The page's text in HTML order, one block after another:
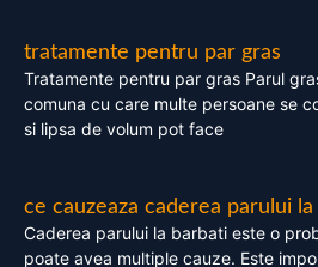
tratamente pentru par gras
Tratamente pentru par gras Parul
comuna cu care multe persoane se
si lipsa de volum pot face
ce cauzeaza caderea parului
Caderea parului la barbati este o
poate avea multiple cauze. Este